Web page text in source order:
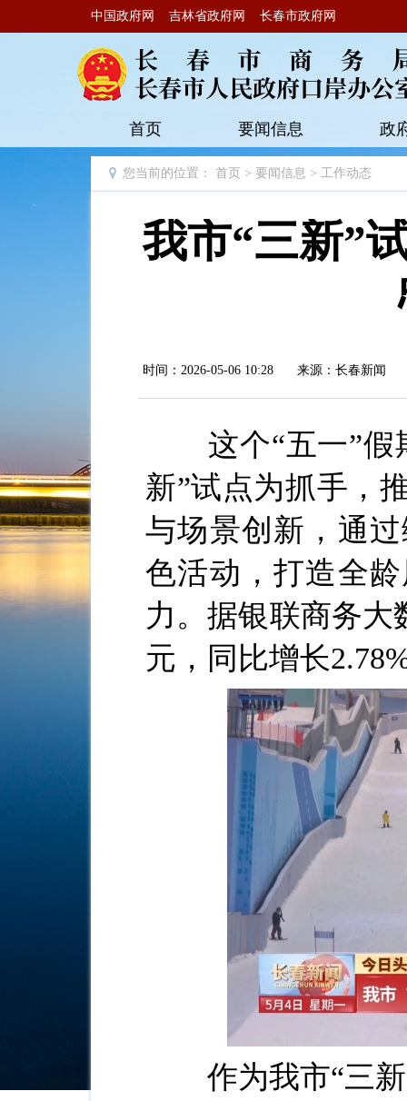
中国政府网 吉林省政府网 长春市政府网
首页 要闻信息 政
您当前的位置： 首页 > 要闻信息 > 工作动态
我市“三新”
时间：2026-05-06 10:28 来源：长春新闻
这个“五一”假
新”试点为抓手，
与场景创新，通
色活动，打造全
力。据银联商务大
元，同比增长
作为我市“三新”